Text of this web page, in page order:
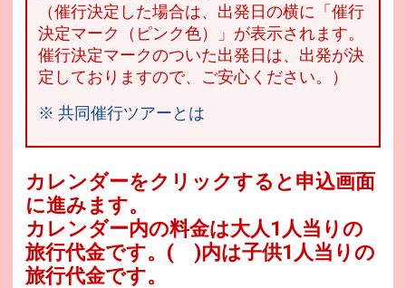
（催行決定した場合は、出発日の横に「催行
決定マーク（ピンク色）」が表示されます。
催行決定マークのついた出発日は、出発が決
定しておりますので、ご安心ください。）
※ 共同催行ツアーとは
カレンダーをクリックすると申込画面
に進みます。
カレンダー内の料金は大人1人当りの
旅行代金です。 ( )内は子供1人当りの
旅行代金です。